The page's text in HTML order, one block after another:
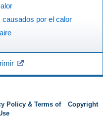
por el calor
Policy & Terms of
Copyright